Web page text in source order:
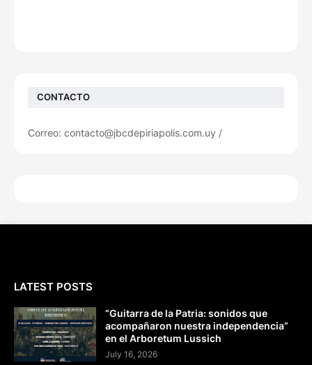
CONTACTO
Correo: contacto@jbcdepiriapolis.com.uy /
LATEST POSTS
“Guitarra de la Patria: sonidos que
acompañaron nuestra independencia”
en el Arboretum Lussich
July 16, 2026